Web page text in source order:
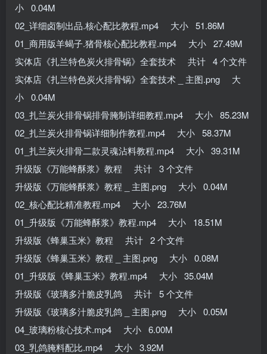
小 0.04M
02_详细卤制出品.核心配比教程.mp4 大小 51.86M
01_商用版羊蝎子.猪骨核心配比教程.mp4 大小 27.49M
实体店《扎兰特色炭火排骨锅》全套技术 共计 4 个文件
实体店《扎兰特色炭火排骨锅》全套技术 _ 主图.png 大
小 0.04M
03_扎兰炭火排骨锅排骨腌制详细教程.mp4 大小 85.23M
02_扎兰炭火排骨锅详细制作教程.mp4 大小 58.37M
01_扎兰炭火排骨二款灵魂沾料教程.mp4 大小 39.31M
升级版《万能蜂酥浆》教程 共计 3 个文件
升级版《万能蜂酥浆》教程 _ 主图.png 大小 0.04M
02_核心配比精准教程.mp4 大小 23.76M
01_升级版《万能蜂酥浆》教程.mp4 大小 18.51M
升级版《蜂巢玉米》教程 共计 2 个文件
升级版《蜂巢玉米》教程 _ 主图.png 大小 0.08M
01_升级版《蜂巢玉米》教程.mp4 大小 35.04M
升级版《玻璃多汁脆皮乳鸽 共计 5 个文件
升级版《玻璃多汁脆皮乳鸽 _ 主图.png 大小 0.05M
04_玻璃粉核心技术.mp4 大小 6.00M
03_乳鸽腌料配比.mp4 大小 3.92M